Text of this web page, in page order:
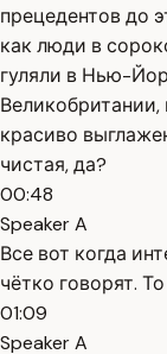
прецедентов до
как люди в
гуляли в Нью-
красиво
чистая, да?
00:48
Speaker A
Все вот когда
чётко говорят.
01:09
Speaker A